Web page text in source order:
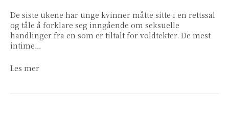
De siste ukene har unge kvinner måtte sitte i en rettssal
og tåle å forklare seg inngående om seksuelle
handlinger fra en som er tiltalt for voldtekter. De mest
intime…
Les mer